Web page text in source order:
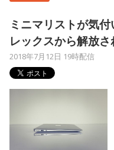
ミニマリストが気
レックスから解放
2018年7月12日 19時配信